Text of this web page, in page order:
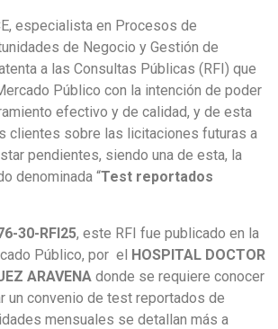
especialista en Procesos de
de Negocio y Gestión de
a las Consultas Públicas (RFI) que
Público con la intención de poder
efectivo y de calidad, y de esta
clientes sobre las licitaciones futuras a
pendientes, siendo una de esta, la
denominada “Test reportados
30-RFI25, este RFI fue publicado en la
Público, por el HOSPITAL DOCTOR
ARAVENA donde se requiere conocer
un convenio de test reportados de
mensuales se detallan más a